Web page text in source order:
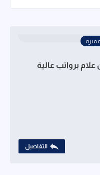
برواتب عالية
التفاصيل